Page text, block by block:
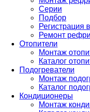
Серии
Подбор
Регистрация
Ремонт
Отопители
Монтаж
Каталог
Подогреватели
Монтаж
Каталог
Кондиционеры
Монтаж